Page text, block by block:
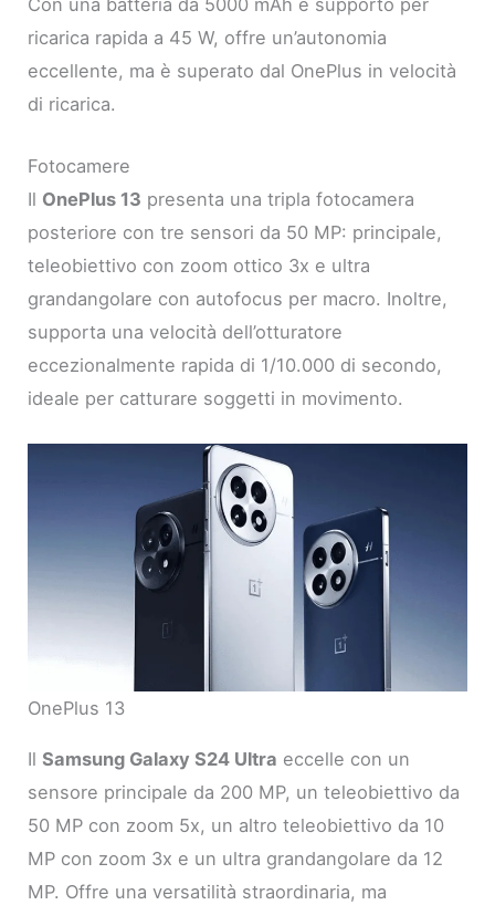
ricarica rapida a 45 W, offre un’autonomia
eccellente, ma è superato dal OnePlus in velocità
di ricarica.
Fotocamere
Il OnePlus 13 presenta una tripla fotocamera
posteriore con tre sensori da 50 MP: principale,
teleobiettivo con zoom ottico 3x e ultra
grandangolare con autofocus per macro. Inoltre,
supporta una velocità dell’otturatore
eccezionalmente rapida di 1/10.000 di secondo,
ideale per catturare soggetti in movimento.
OnePlus 13
IlSamsung Galaxy S24 Ultra eccelle con un
sensore principale da 200 MP, un teleobiettivo da
50 MP con zoom 5x, un altro teleobiettivo da 10
MP con zoom 3x e un ultra grandangolare da 12
MP. Offre una versatilità straordinaria, ma